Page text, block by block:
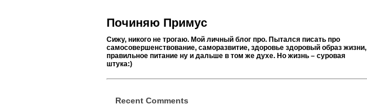
Починяю Примус
Сижу, никого не трогаю. Мой личный блог про. Пытался писать про
самосовершенствование, саморазвитие, здоровье здоровый образ жизни,
правильное питание ну и дальше в том же духе. Но жизнь – суровая
штука:)
Recent Comments